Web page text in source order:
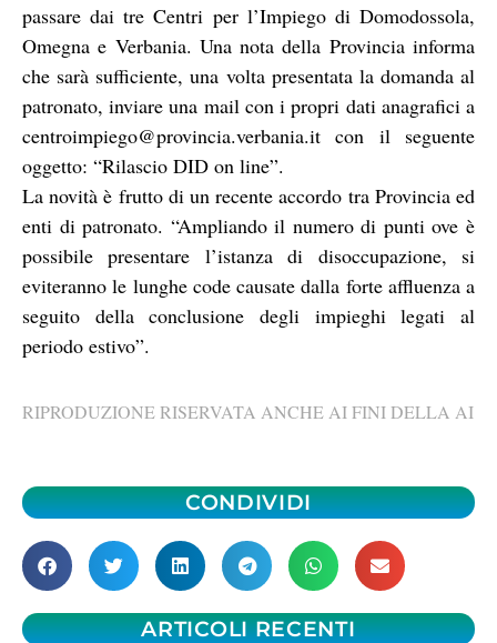
passare dai tre Centri per l’Impiego di Domodossola,
Omegna e Verbania. Una nota della Provincia informa
che sarà sufficiente, una volta presentata la domanda al
patronato, inviare una mail con i propri dati anagrafici a
centroimpiego@provincia.verbania.it con il seguente
oggetto: “Rilascio DID on line”.
La novità è frutto di un recente accordo tra Provincia ed
enti di patronato. “Ampliando il numero di punti ove è
possibile presentare l’istanza di disoccupazione, si
eviteranno le lunghe code causate dalla forte affluenza a
seguito della conclusione degli impieghi legati al
periodo estivo”.
RIPRODUZIONE RISERVATA ANCHE AI FINI DELLA AI
CONDIVIDI
ARTICOLI RECENTI